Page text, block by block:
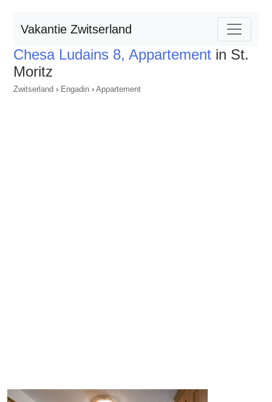
Vakantie Zwitserland
Chesa Ludains 8, Appartement in St.
Moritz
Zwitserland › Engadin › Appartement